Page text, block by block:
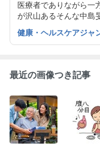
医療者でありながら一
が沢山あるそんな中島
健康・ヘルスケアジャ
最近の画像つき記事